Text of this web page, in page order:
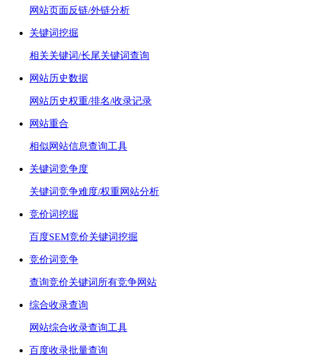
网站页面反链/外链分析
关键词挖掘
相关关键词/长尾关键词查询
网站历史数据
网站历史权重/排名/收录记录
网站重合
相似网站信息查询工具
关键词竞争度
关键词竞争难度/权重网站分析
竞价词挖掘
百度SEM竞价关键词挖掘
竞价词竞争
查询竞价关键词所有竞争网站
综合收录查询
网站综合收录查询工具
百度收录批量查询